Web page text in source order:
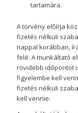
tartamára.
A törvény előírja
fizetés nélküli
nappal korábban,
felé. A munkáltató
rövidebb időpontot
figyelembe kell
fizetés nélküli
kell vennie.